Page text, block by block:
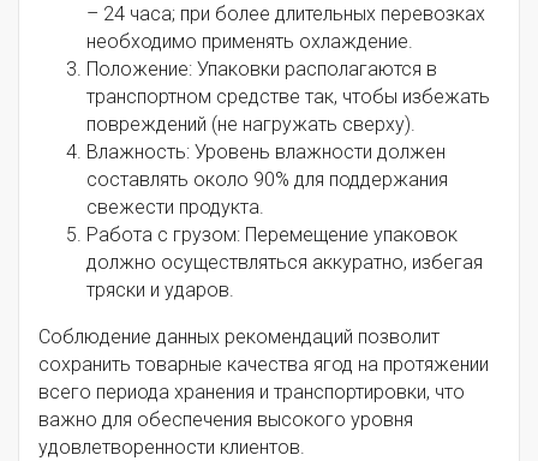
– 24 часа; при более длительных перевозках
необходимо применять охлаждение.
Положение: Упаковки располагаются в
транспортном средстве так, чтобы избежать
повреждений (не нагружать сверху).
Влажность: Уровень влажности должен
составлять около 90% для поддержания
свежести продукта.
Работа с грузом: Перемещение упаковок
должно осуществляться аккуратно, избегая
тряски и ударов.
Соблюдение данных рекомендаций позволит
сохранить товарные качества ягод на протяжении
всего периода хранения и транспортировки, что
важно для обеспечения высокого уровня
удовлетворенности клиентов.